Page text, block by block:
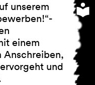
unserem
einem
Anschreiben,
und